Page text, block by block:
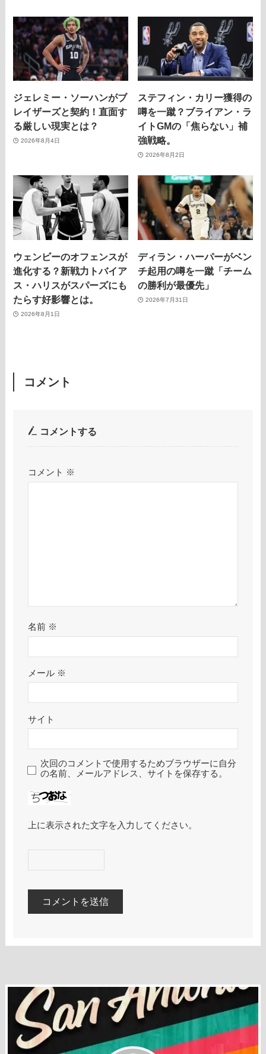
ジェレミー・ソーハンがブ
レイザーズと契約！直面す
る厳しい現実とは？
2026年8月4日
ステフィン・カリー獲得の
噂を一蹴？ブライアン・ラ
イトGMの「焦らない」補
強戦略。
2026年8月2日
ウェンビーのオフェンスが
進化する？新戦力トバイア
ス・ハリスがスパーズにも
たらす好影響とは。
2026年8月1日
ディラン・ハーパーがベン
チ起用の噂を一蹴「チーム
の勝利が最優先」
2026年7月31日
コメント
コメントする
コメント ※
名前 ※
メール ※
サイト
次回のコメントで使用するためブラウザーに自分
の名前、メールアドレス、サイトを保存する。
上に表示された文字を入力してください。